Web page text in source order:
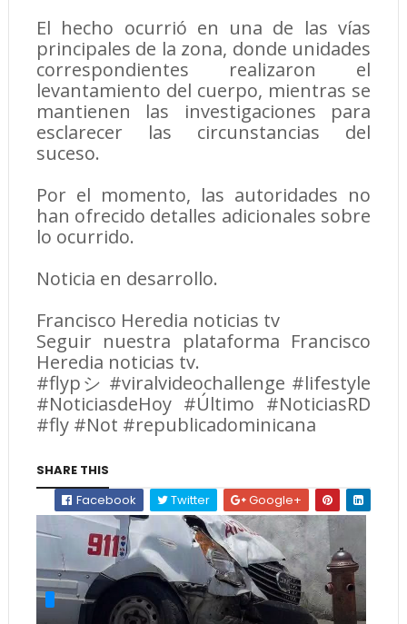
El hecho ocurrió en una de las vías
principales de la zona, donde unidades
correspondientes realizaron el
levantamiento del cuerpo, mientras se
mantienen las investigaciones para
esclarecer las circunstancias del
suceso.
Por el momento, las autoridades no
han ofrecido detalles adicionales sobre
lo ocurrido.
Noticia en desarrollo.
Francisco Heredia noticias tv
Seguir nuestra plataforma Francisco
Heredia noticias tv.
#flypシ #viralvideochallenge #lifestyle
#NoticiasdeHoy #Último #NoticiasRD
#fly #Not #republicadominicana
SHARE THIS
Facebook
Twitter Google+